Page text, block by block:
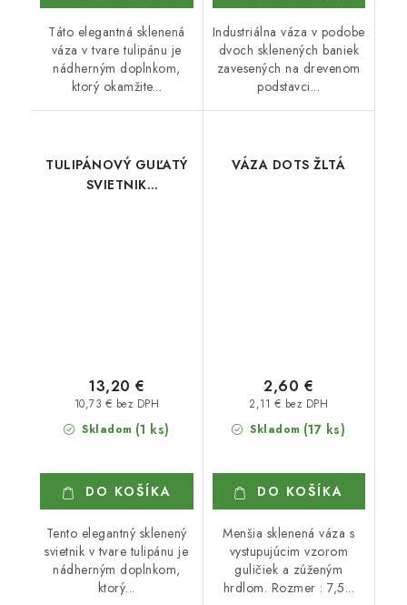
Táto elegantná sklenená
váza v tvare tulipánu je
nádherným doplnkom,
ktorý okamžite...
Industriálna váza v podobe
dvoch sklenených baniek
zavesených na drevenom
podstavci...
TULIPÁNOVÝ GUĽATÝ
SVIETNIK
Skladom (1 ks)
10,73 € bez DPH
13,20 €
DO KOŠÍKA
Tento elegantný sklenený
svietnik v tvare tulipánu je
nádherným doplnkom,
ktorý...
VÁZA DOTS ŽLTÁ
Skladom (17 ks)
2,11 € bez DPH
2,60 €
DO KOŠÍKA
Menšia sklenená váza s
vystupujúcim vzorom
guličiek a zúženým
hrdlom. Rozmer : 7,5...